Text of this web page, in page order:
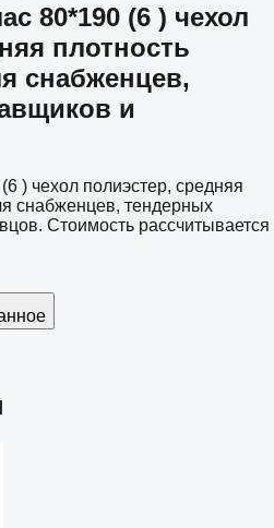
80*190 (6 ) чехол
плотность
снабженцев,
и
) чехол полиэстер, средняя
снабженцев, тендерных
Стоимость рассчитывается